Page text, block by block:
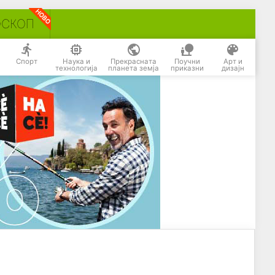
Спорт Наука и
технологија
Прекрасната
планета земја
Поучни
приказни
Арт и
дизајн